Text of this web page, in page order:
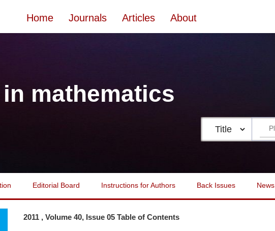
Home Journals Articles About
mathematics
Editorial Board Instructions for Authors Back Issues News
2011 , Volume 40, Issue 05 Table of Contents